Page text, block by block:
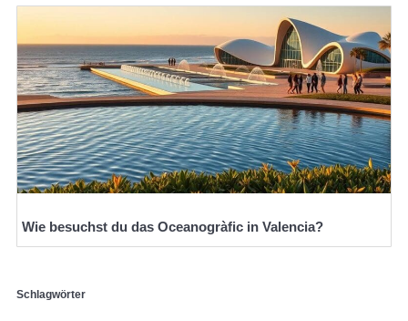
Wie besuchst du das Oceanogràfic in Valencia?
Schlagwörter